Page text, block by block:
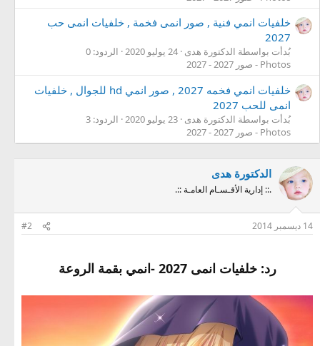
خلفيات انمي فنية , صور انمى فخمة , خلفيات انمى حب
2027
بُدأت بواسطة الدكتورة هدى 24 يوليو 2020
الردود: 0
Photos - صور 2027 - 2027
خلفيات انمي فخمه 2027 , صور انمي hd للجوال , خلفيات
انمى للحب 2027
بُدأت بواسطة الدكتورة هدى 23 يوليو 2020
الردود: 3
Photos - صور 2027 - 2027
الدكتورة هدى
.:: إدارية الأقـسـام العامـة ::.
14 ديسمبر 2014 #2
رد: خلفيات انمى 2027 -انمي بقمة الروعة